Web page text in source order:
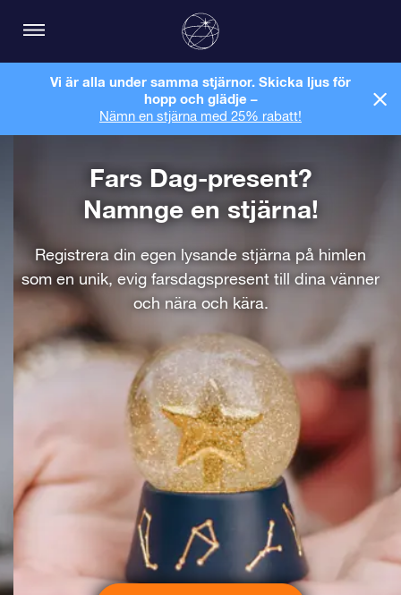
Vi är alla under samma stjärnor. Skicka ljus för
hopp och glädje –
Nämn en stjärna med 25% rabatt!
Fars Dag-present?
Namnge en stjärna!
Registrera din egen lysande stjärna på himlen
som en unik, evig farsdagspresent till dina vänner
och nära och kära.